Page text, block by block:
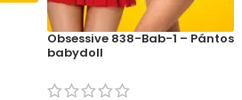
Obsessive 838-Bab-1 – Pántos
babydoll